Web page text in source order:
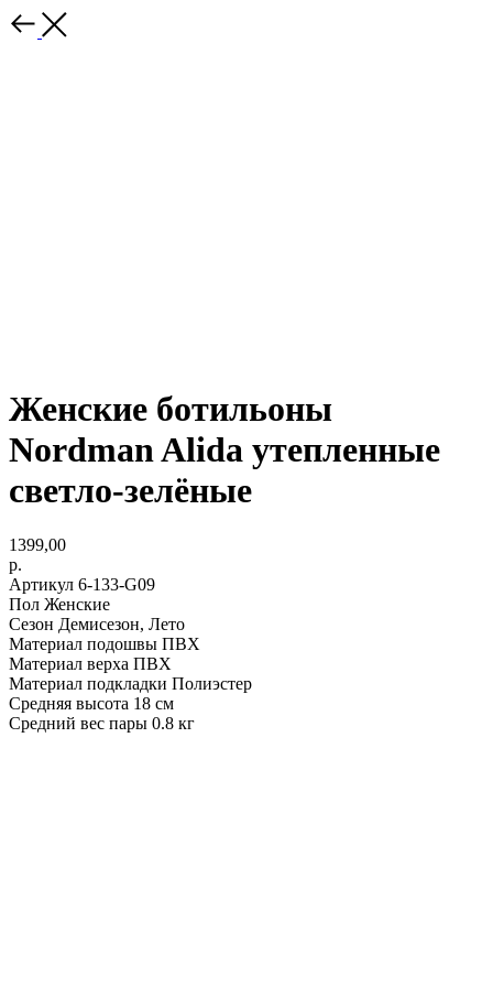
Женские ботильоны
Nordman Alida утепленные
светло-зелёные
1399,00
р.
Артикул 6-133-G09
Пол Женские
Сезон Демисезон, Лето
Материал подошвы ПВХ
Материал верха ПВХ
Материал подкладки Полиэстер
Средняя высота 18 см
Средний вес пары 0.8 кг